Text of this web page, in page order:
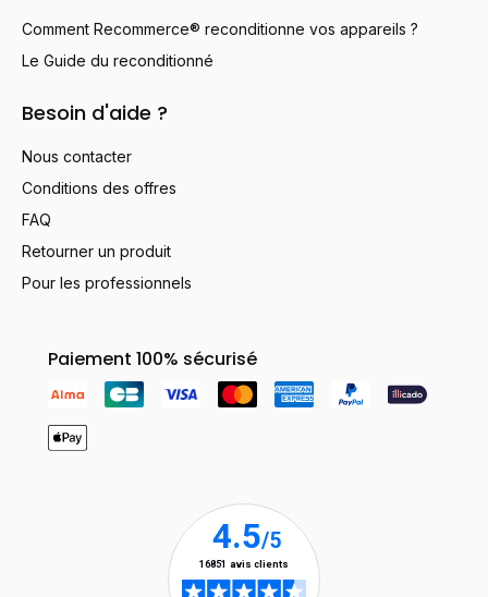
Comment Recommerce® reconditionne vos appareils ?
Le Guide du reconditionné
Besoin d'aide ?
Nous contacter
Conditions des offres
FAQ
Retourner un produit
Pour les professionnels
Paiement 100% sécurisé